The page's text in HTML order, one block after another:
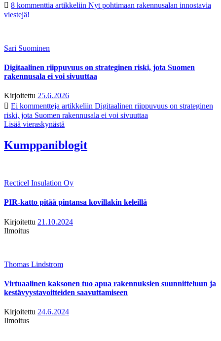
8 kommenttia artikkeliin Nyt pohtimaan rakennusalan innostavia
viestejä!
Sari Suominen
Digitaalinen riippuvuus on strateginen riski, jota Suomen
rakennusala ei voi sivuuttaa
Kirjoitettu 25.6.2026
Ei kommentteja artikkeliin Digitaalinen riippuvuus on strateginen
riski, jota Suomen rakennusala ei voi sivuuttaa
Lisää vieraskynästä
Kumppaniblogit
Recticel Insulation Oy
PIR-katto pitää pintansa kovillakin keleillä
Kirjoitettu 21.10.2024
Ilmoitus
Thomas Lindstrom
Virtuaalinen kaksonen tuo apua rakennuksien suunnitteluun ja
kestävyystavoitteiden saavuttamiseen
Kirjoitettu 24.6.2024
Ilmoitus